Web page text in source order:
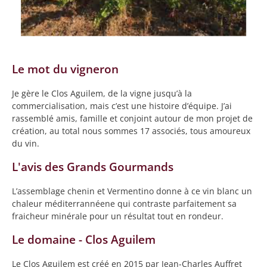
Le mot du vigneron
Je gère le Clos Aguilem, de la vigne jusqu’à la
commercialisation, mais c’est une histoire d’équipe. J’ai
rassemblé amis, famille et conjoint autour de mon projet de
création, au total nous sommes 17 associés, tous amoureux
du vin.
L'avis des Grands Gourmands
L’assemblage chenin et Vermentino donne à ce vin blanc un
chaleur méditerrannéene qui contraste parfaitement sa
fraicheur minérale pour un résultat tout en rondeur.
Le domaine - Clos Aguilem
Le Clos Aguilem est créé en 2015 par Jean-Charles Auffret